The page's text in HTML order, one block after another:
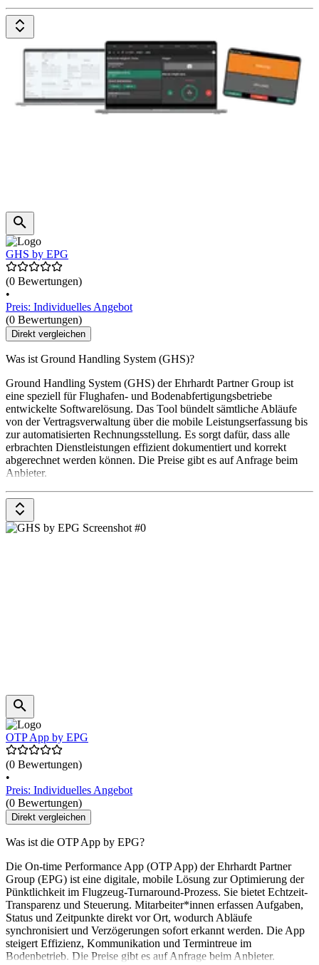
GHS by EPG
(0 Bewertungen)
•
Preis: Individuelles Angebot
(0 Bewertungen)
Direkt vergleichen
Was ist Ground Handling System (GHS)?
Ground Handling System (GHS) der Ehrhardt Partner Group ist
eine speziell für Flughafen- und Bodenabfertigungsbetriebe
entwickelte Softwarelösung. Das Tool bündelt sämtliche Abläufe
von der Vertragsverwaltung über die mobile Leistungserfassung bis
zur automatisierten Rechnungsstellung. Es sorgt dafür, dass alle
erbrachten Dienstleistungen effizient dokumentiert und korrekt
abgerechnet werden können. Die Preise gibt es auf Anfrage beim
Anbieter.
OTP App by EPG
(0 Bewertungen)
•
Preis: Individuelles Angebot
(0 Bewertungen)
Direkt vergleichen
Was ist die OTP App by EPG?
Die On-time Performance App (OTP App) der Ehrhardt Partner
Group (EPG) ist eine digitale, mobile Lösung zur Optimierung der
Pünktlichkeit im Flugzeug-Turnaround-Prozess. Sie bietet Echtzeit-
Transparenz und Steuerung. Mitarbeiter*innen erfassen Aufgaben,
Status und Zeitpunkte direkt vor Ort, wodurch Abläufe
synchronisiert und Verzögerungen sofort erkannt werden. Die App
steigert Effizienz, Kommunikation und Termintreue im
Bodenbetrieb. Die Preise gibt es auf Anfrage beim Anbieter.